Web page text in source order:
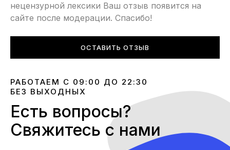
нецензурной лексики Ваш отзыв появится на
сайте после модерации. Спасибо!
ОСТАВИТЬ ОТЗЫВ
РАБОТАЕМ С 09:00 ДО 22:30
БЕЗ ВЫХОДНЫХ
Есть вопросы?
Свяжитесь с нами